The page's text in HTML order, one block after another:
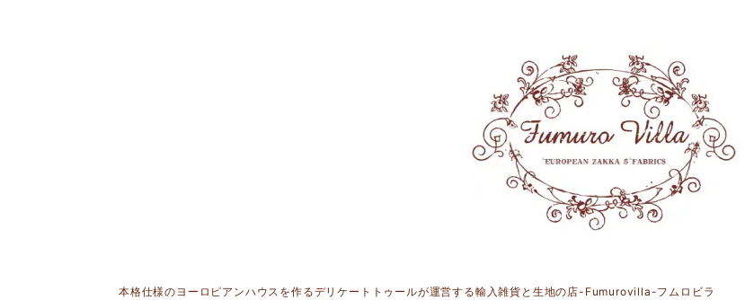
本格仕様のヨーロピアンハウスを作るデリケートトゥールが運営する輸入雑貨と生地の店-Fumurovilla-フムロビラ